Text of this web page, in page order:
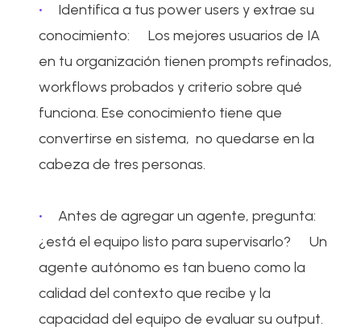
Identifica a tus power users y extrae su
conocimiento:
Los mejores usuarios de IA
en tu organización tienen prompts refinados,
workflows probados y criterio sobre qué
funciona. Ese conocimiento tiene que
convertirse en sistema, no quedarse en la
cabeza de tres personas.
Antes de agregar un agente, pregunta:
¿está el equipo listo para supervisarlo?
Un
agente autónomo es tan bueno como la
calidad del contexto que recibe y la
capacidad del equipo de evaluar su output.